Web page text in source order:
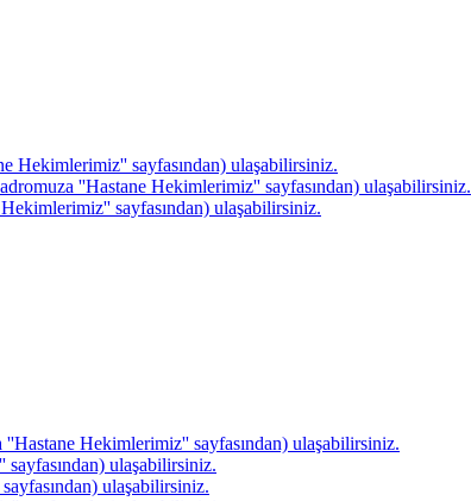
Hekimlerimiz'' sayfasından) ulaşabilirsiniz.
''Hastane Hekimlerimiz'' sayfasından) ulaşabilirsiniz.
sayfasından) ulaşabilirsiniz.
Hekimlerimiz'' sayfasından) ulaşabilirsiniz.
ulaşabilirsiniz.
ulaşabilirsiniz.